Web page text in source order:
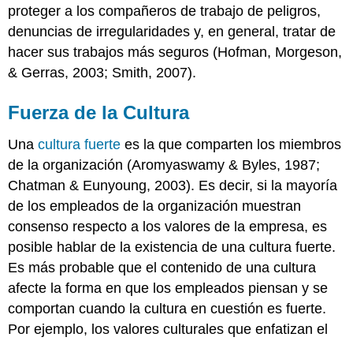
proteger a los compañeros de trabajo de peligros,
denuncias de irregularidades y, en general, tratar de
hacer sus trabajos más seguros (Hofman, Morgeson,
& Gerras, 2003; Smith, 2007).
Fuerza de la Cultura
Unacultura fuerte es la que comparten los miembros
de la organización (Aromyaswamy & Byles, 1987;
Chatman & Eunyoung, 2003). Es decir, si la mayoría
de los empleados de la organización muestran
consenso respecto a los valores de la empresa, es
posible hablar de la existencia de una cultura fuerte.
Es más probable que el contenido de una cultura
afecte la forma en que los empleados piensan y se
comportan cuando la cultura en cuestión es fuerte.
Por ejemplo, los valores culturales que enfatizan el